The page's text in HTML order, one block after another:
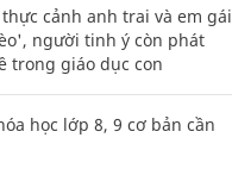
cảnh anh trai và em gái
người tinh ý còn phát
trong giáo dục con
học lớp 8, 9 cơ bản cần